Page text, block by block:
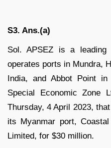
S3. Ans.(a)
Sol. APSEZ is a
operates ports in Mundra,
India, and Abbot Point
Special Economic Zone
Thursday, 4 April 2023,
its Myanmar port,
Limited, for $30 million.